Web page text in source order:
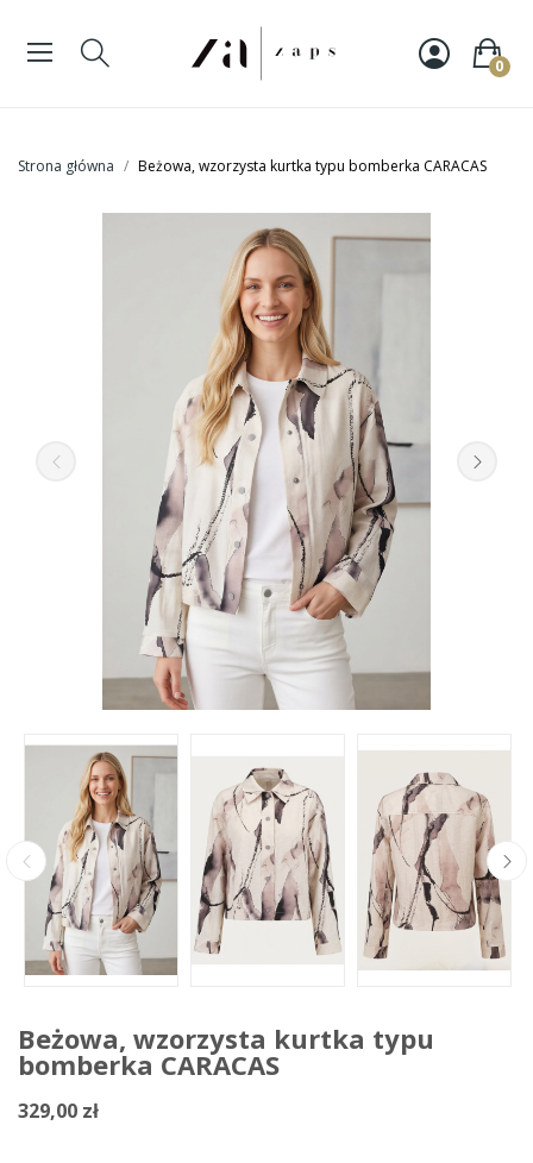
0
Strona główna Beżowa, wzorzysta kurtka typu bomberka CARACAS
Beżowa, wzorzysta kurtka typu
bomberka CARACAS
329,00 zł